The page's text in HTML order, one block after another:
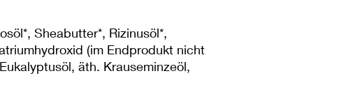
Sheabutter*, Rizinusöl*,
(im Endprodukt nicht
äth. Krauseminzeöl,